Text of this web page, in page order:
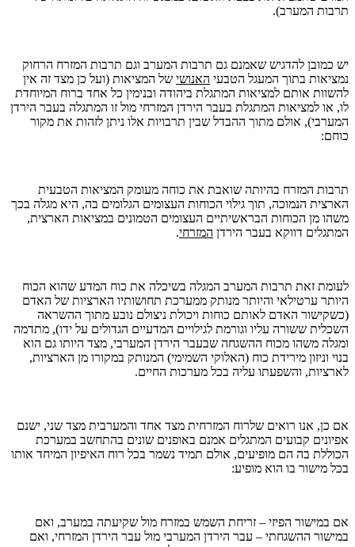
תרבות המערב).
יש כמובן להדגיש שאמנם גם תרבות המערב וגם תרבות המזרח הרחוק
נמציאות בתוך המעגל הטבעי האנושי של המציאות (ועל כן מצד זה אין
להשוות אותם למציאות המתגלת ביהודה ובנימין כל אחד ברוח המיוחדת
לו, או למציאות המתגלת בעבר הירדן המזרחי מול זו המתגלה בעבר הירדן
המערבי), אולם מתוך ההבדל שבין תרבויות אלו ניתן לזהות את מקור
כוחם:
תרבות המזרח בהיותה שואבת את כוחה מעומק המציאות הטבעית
הארצית הנמוכה, תוך גילוי הכוחות העצומים הגלומים בה, היא מגלה בכך
משהו מן הכוחות הבראשיתיים העצומים הטמונים במציאות הארצית,
המתגלים דווקא בעבר הירדן המזרחי.
לעומת זאת תרבות המערב המגלה בשיכלה את כוח המדע שהוא הכוח
היותר ערטילאי והיותר מנותק ממערכת תחושותיו הארציות של האדם
(כשקישור האדם לאותם כוחות ויכולת ניצולם נובע מתוך ההשראה
השכלית ששורה עליו וגורמת לגילויים המדעיים הגדולים על ידו), מתדמה
ומגלה משהו מכוח ההשגחה שבעבר הירדן המערבי, מצד היותו גם הוא
בנוי וניזון מירידת כוח (האלוקי השמימי) המנותק במקורו מן הארציות,
לארציות, והשפעתו עליה בכל מערכות החיים.
אם כן, אנו רואים שלרוח המזרחית מצד אחד והמערבית מצד שני, ישנם
אפיונים קבועים המתגלים אמנם באופנים שונים בהתחשב במערכת
הכוללת בה הם מופיעים, אולם תמיד נשמר בכל רוח האיפיון המיחד אותו
בכל מישור בו הוא מופיע:
אם במישור הפיזי – זריחת השמש במזרח מול שקיעתה במערב, ואם
במישור ההשגחתי – עבר הירדן המערבי מול עבר הירדן המזרחי, ואם